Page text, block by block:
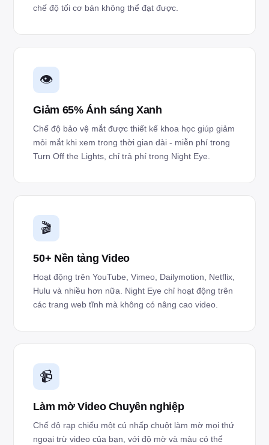
chế độ tối cơ bản không thể đạt được.
👁️
Giảm 65% Ánh sáng Xanh
Chế độ bảo vệ mắt được thiết kế khoa học giúp giảm
mỏi mắt khi xem trong thời gian dài - miễn phí trong
Turn Off the Lights, chỉ trả phí trong Night Eye.
🎬
50+ Nền tảng Video
Hoạt động trên YouTube, Vimeo, Dailymotion, Netflix,
Hulu và nhiều hơn nữa. Night Eye chỉ hoạt động trên
các trang web tĩnh mà không có nâng cao video.
📹
Làm mờ Video Chuyên nghiệp
Chế độ rạp chiếu một cú nhấp chuột làm mờ mọi thứ
ngoại trừ video của bạn, với độ mờ và màu có thể